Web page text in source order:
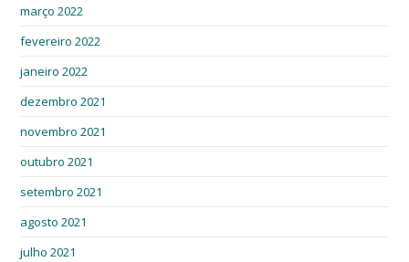
março 2022
fevereiro 2022
janeiro 2022
dezembro 2021
novembro 2021
outubro 2021
setembro 2021
agosto 2021
julho 2021